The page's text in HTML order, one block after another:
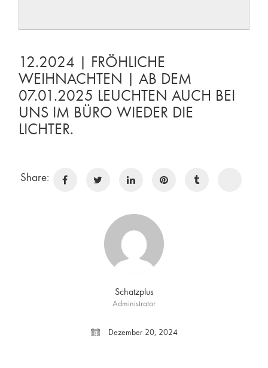
12.2024 | FRÖHLICHE
WEIHNACHTEN | AB DEM
07.01.2025 LEUCHTEN AUCH BEI
UNS IM BÜRO WIEDER DIE
LICHTER.
Share:
Schatzplus
Administrator
Dezember 20, 2024